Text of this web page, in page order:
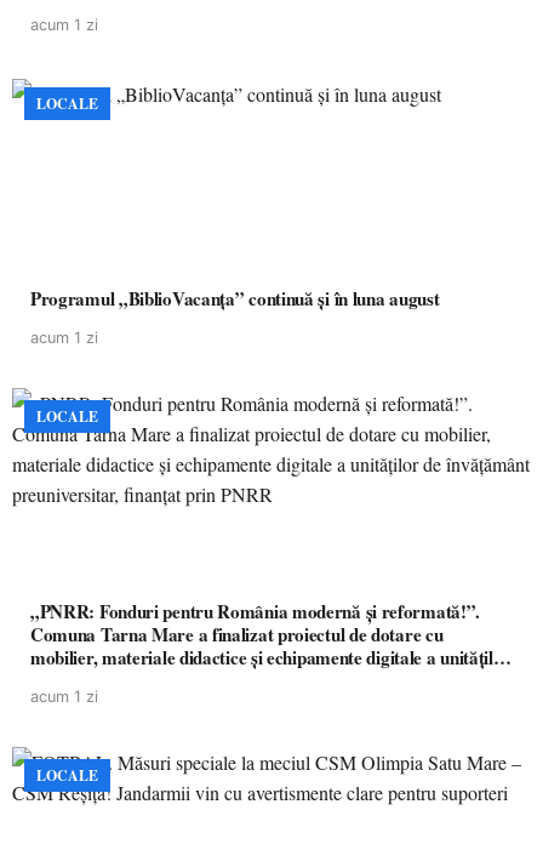
acum 1 zi
LOCALE
Programul „BiblioVacanța” continuă și în luna august
acum 1 zi
LOCALE
„PNRR: Fonduri pentru România modernă și reformată!”.
Comuna Tarna Mare a finalizat proiectul de dotare cu
mobilier, materiale didactice și echipamente digitale a unităților
acum 1 zi
LOCALE